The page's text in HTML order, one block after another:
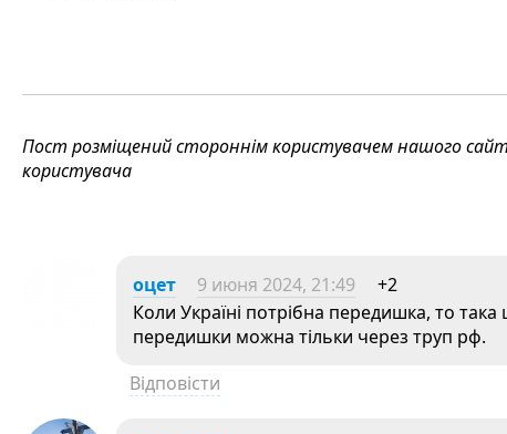
Пост розміщений стороннім користувачем нашого
користувача
оцет 9 июня 2024, 21:49
+2
Коли Україні потрібна передишка, то
передишки можна тільки через труп рф.
Відповісти